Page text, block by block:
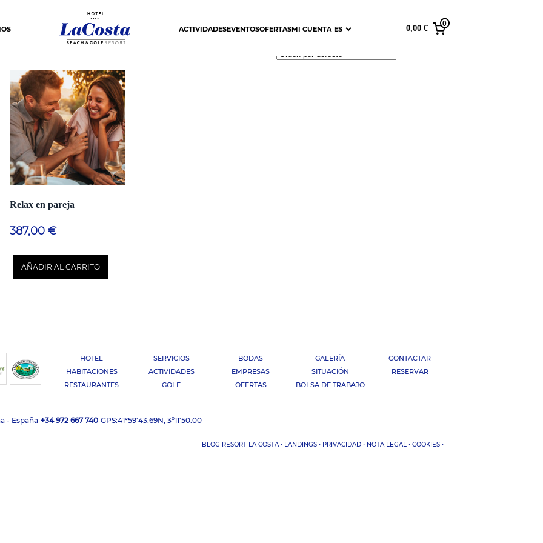
ACTIVIDADESEVENTOSOFERTASMI CUENTA 0,00 €
0
Relax en pareja
387,00€
AÑADIR AL CARRITO
HOTEL
HABITACIONES
RESTAURANTES
SERVICIOS
ACTIVIDADES
GOLF
BODAS
EMPRESAS
OFERTAS
GALERÍA
SITUACIÓN
BOLSA DE TRABAJO
CONTACTAR
RESERVAR
- España +34 972 667 740 GPS:41°59'43.69N, 3º11'50.00
BLOG RESORT LA COSTA· LANDINGS· PRIVACIDAD· NOTA LEGAL· COOKIES·